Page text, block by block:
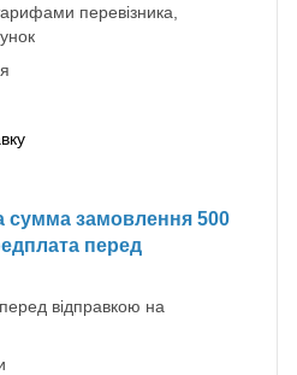
перевізника,
сумма замовлення 500
перед
відправкою на